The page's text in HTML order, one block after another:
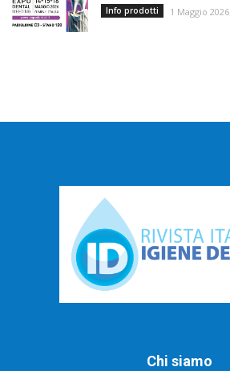
Info prodotti 1 Maggio 2026
Chi siamo